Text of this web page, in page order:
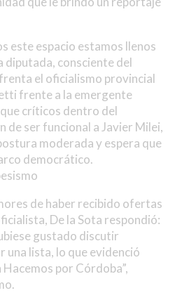
este espacio estamos llenos
diputada, consciente del
el oficialismo provincial
frente a la emergente
críticos dentro del
de ser funcional a Javier Milei,
moderada y espera que
democrático.
de haber recibido ofertas
De la Sota respondió:
gustado discutir
una lista, lo que evidenció
por Córdoba”,